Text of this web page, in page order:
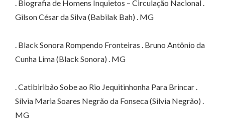
. Biografia de Homens Inquietos – Circulação Nacional .
Gilson César da Silva (Babilak Bah) . MG
. Black Sonora Rompendo Fronteiras . Bruno Antônio da
Cunha Lima (Black Sonora) . MG
. Catibiribão Sobe ao Rio Jequitinhonha Para Brincar .
Sílvia Maria Soares Negrão da Fonseca (Silvia Negrão) .
MG